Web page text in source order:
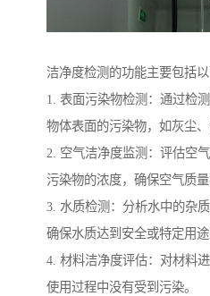
洁净度检测的功能主要包括以
1. 表面污染物检测：通过检
物体表面的污染物，如灰尘、
2. 空气洁净度监测：评估空
污染物的浓度，确保空气质量
3. 水质检测：分析水中的杂
确保水质达到安全或特定用途
4. 材料洁净度评估：对材料
使用过程中没有受到污染。